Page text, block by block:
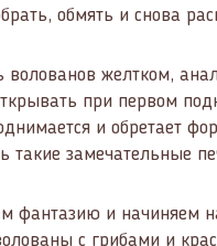
обмять и снова
волованов желтком,
при первом
и обретает
такие замечательные
фантазию и начиняем
с грибами и